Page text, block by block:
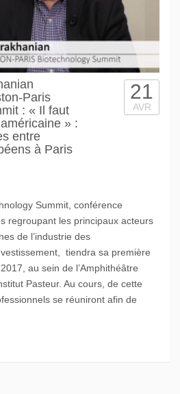
Paris
: « Il faut
» :
entre
à Paris
21
AVR
Summit, conférence
regroupant les principaux acteurs
de l’industrie des
tiendra sa première
au sein de l’Amphithéâtre
Pasteur. Au cours, de cette
se réuniront afin de